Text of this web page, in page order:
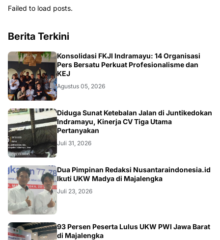
Failed to load posts.
Berita Terkini
Konsolidasi FKJI Indramayu: 14 Organisasi
Pers Bersatu Perkuat Profesionalisme dan
KEJ
Agustus 05, 2026
KRIMINAL
Diduga Sunat Ketebalan Jalan di Juntikedokan
Indramayu, Kinerja CV Tiga Utama
Pertanyakan
Juli 31, 2026
Dua Pimpinan Redaksi Nusantaraindonesia.id
Ikuti UKW Madya di Majalengka
Juli 23, 2026
93 Persen Peserta Lulus UKW PWI Jawa Barat
di Majalengka